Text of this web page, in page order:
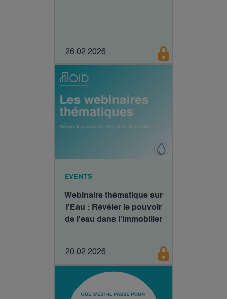
26.02.2026
EVENTS
Webinaire thématique sur
l'Eau : Révéler le pouvoir
de l'eau dans l'immobilier
20.02.2026